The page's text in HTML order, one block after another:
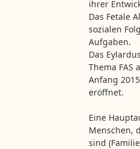
ihrer
Das Fetale
sozialen
Aufgaben.
Das
Thema FAS
Anfang
eröffnet.
Eine
Menschen,
sind